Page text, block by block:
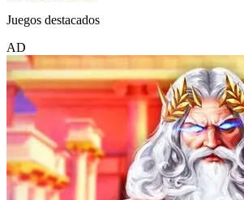
Juegos destacados
AD